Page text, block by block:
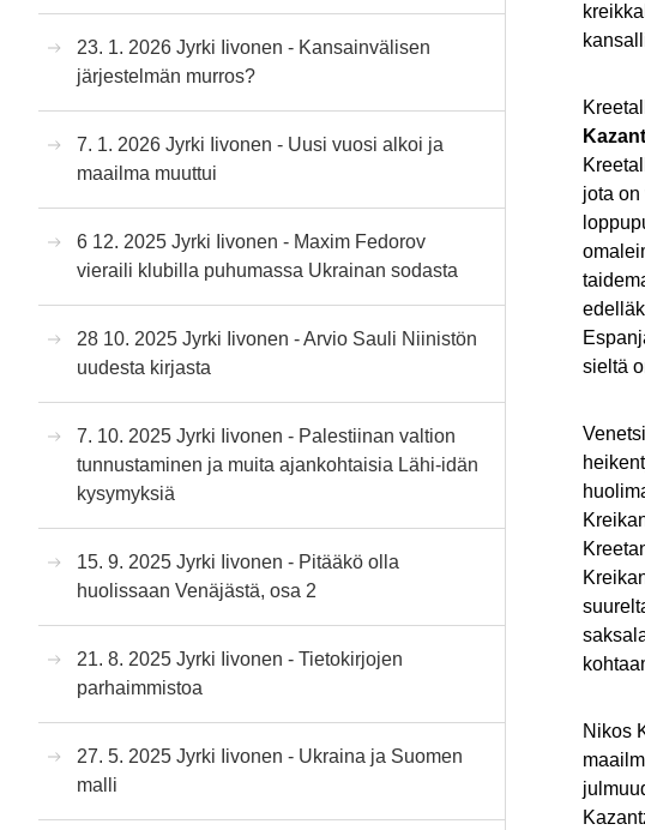
jota
sieltä
Nikos
23. 1. 2026 Jyrki Iivonen - Kansainvälisen
järjestelmän murros?
7. 1. 2026 Jyrki Iivonen - Uusi vuosi alkoi ja
maailma muuttui
6 12. 2025 Jyrki Iivonen - Maxim Fedorov
vieraili klubilla puhumassa Ukrainan sodasta
28 10. 2025 Jyrki Iivonen - Arvio Sauli Niinistön
uudesta kirjasta
7. 10. 2025 Jyrki Iivonen - Palestiinan valtion
tunnustaminen ja muita ajankohtaisia Lähi-idän
kysymyksiä
15. 9. 2025 Jyrki Iivonen - Pitääkö olla
huolissaan Venäjästä, osa 2
21. 8. 2025 Jyrki Iivonen - Tietokirjojen
parhaimmistoa
27. 5. 2025 Jyrki Iivonen - Ukraina ja Suomen
malli